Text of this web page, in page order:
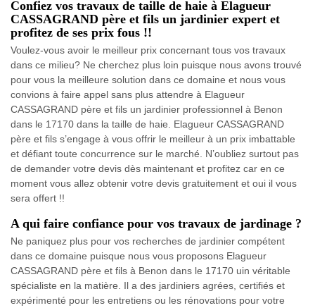
Confiez vos travaux de taille de haie à Elagueur
CASSAGRAND père et fils un jardinier expert et
profitez de ses prix fous !!
Voulez-vous avoir le meilleur prix concernant tous vos travaux
dans ce milieu? Ne cherchez plus loin puisque nous avons trouvé
pour vous la meilleure solution dans ce domaine et nous vous
convions à faire appel sans plus attendre à Elagueur
CASSAGRAND père et fils un jardinier professionnel à Benon
dans le 17170 dans la taille de haie. Elagueur CASSAGRAND
père et fils s’engage à vous offrir le meilleur à un prix imbattable
et défiant toute concurrence sur le marché. N’oubliez surtout pas
de demander votre devis dès maintenant et profitez car en ce
moment vous allez obtenir votre devis gratuitement et oui il vous
sera offert !!
A qui faire confiance pour vos travaux de jardinage ?
Ne paniquez plus pour vos recherches de jardinier compétent
dans ce domaine puisque nous vous proposons Elagueur
CASSAGRAND père et fils à Benon dans le 17170 uin véritable
spécialiste en la matière. Il a des jardiniers agrées, certifiés et
expérimenté pour les entretiens ou les rénovations pour votre